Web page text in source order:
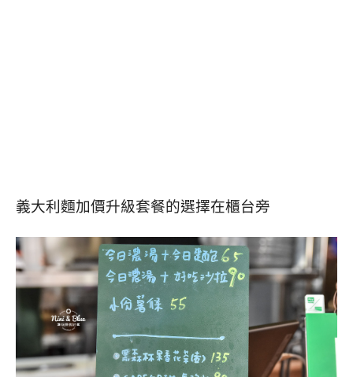
義大利麵加價升級套餐的選擇在櫃台旁